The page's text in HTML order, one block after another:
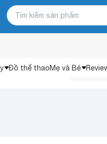
Đồ thể thaoMẹ và Bé